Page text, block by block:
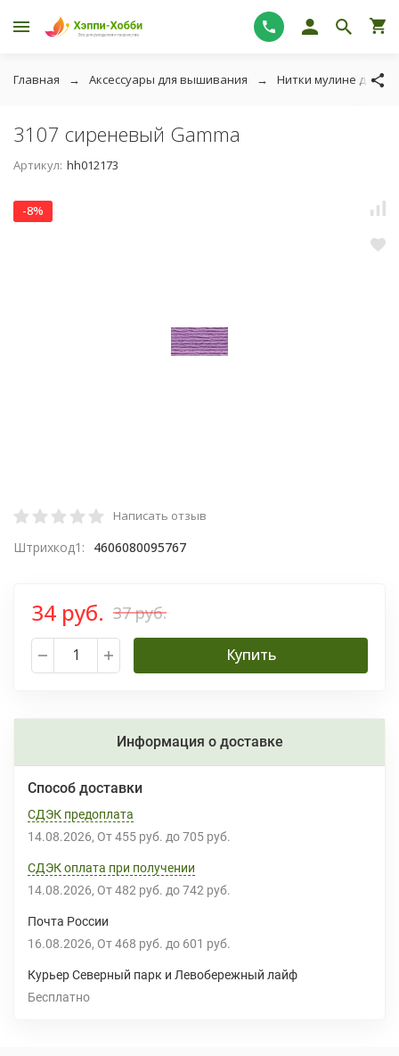
Главная Аксессуары для вышивания Нитки мулине для
3107 сиреневый Gamma
Артикул: hh012173
-8%
Написать отзыв
Штрихкод1: 4606080095767
34 руб. 37 руб.
Купить
Информация о доставке
Способ доставки
СДЭК предоплата
14.08.2026 От 455 руб. до 705 руб.
СДЭК оплата при получении
14.08.2026 От 482 руб. до 742 руб.
Почта России
16.08.2026 От 468 руб. до 601 руб.
Курьер Северный парк и Левобережный лайф
Бесплатно